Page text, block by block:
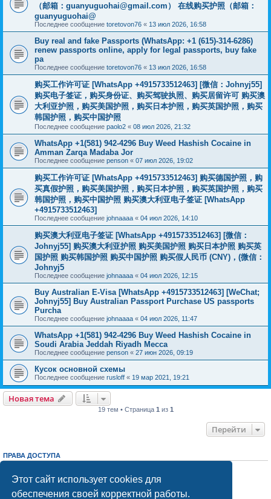
Этот сайт использует cookies для
обеспечения своей корректной работы.
（邮箱： guanyuguohai@gmail.com ） 在线购买护照（邮箱：
guanyuguohai@
Последнее сообщение toretovon76 « 13 июл 2026, 16:58
Buy real and fake Passports (WhatsApp: +1 (615)-314-6286)
renew passports online, apply for legal passports, buy fake
pa
Последнее сообщение toretovon76 « 13 июл 2026, 16:58
购买工作许可证 [WhatsApp +4915733512463] [微信：Johnyj55]
购买电子签证，购买身份证、购买驾驶执照、购买居留许可 购买澳
大利亚护照，购买美国护照，购买日本护照，购买英国护照，购买
韩国护照，购买中国护照
Последнее сообщение paolo2 « 08 июл 2026, 21:32
WhatsApp +1(581) 942-4296 Buy Weed Hashish Cocaine in
Amman Zarqa Madaba Jor
Последнее сообщение penson « 07 июл 2026, 19:02
购买工作许可证 [WhatsApp +4915733512463] 购买德国护照，购
买真假护照，购买美国护照，购买日本护照，购买英国护照，购买
韩国护照，购买中国护照 购买澳大利亚电子签证 [WhatsApp
+4915733512463]
Последнее сообщение johnaaaa « 04 июл 2026, 14:10
购买澳大利亚电子签证 [WhatsApp +4915733512463] [微信：
Johnyj55] 购买澳大利亚护照 购买美国护照 购买日本护照 购买英
国护照 购买韩国护照 购买中国护照 购买假人民币 (CNY)，(微信：
Johnyj5
Последнее сообщение johnaaaa « 04 июл 2026, 12:15
Buy Australian E-Visa [WhatsApp +4915733512463] [WeChat;
Johnyj55] Buy Australian Passport Purchase US passports
Purcha
Последнее сообщение johnaaaa « 04 июл 2026, 11:47
WhatsApp +1(581) 942-4296 Buy Weed Hashish Cocaine in
Soudi Arabia Jeddah Riyadh Mecca
Последнее сообщение penson « 27 июн 2026, 09:19
Кусок основной схемы
Последнее сообщение rusloff « 19 мар 2021, 19:21
Новая тема
19 тем • Страница 1 из 1
Перейти
ПРАВА ДОСТУПА
Выне можетеотвечать на сообщения
Выне можетередактировать свои сообщения
Выне можетеудалять свои сообщения